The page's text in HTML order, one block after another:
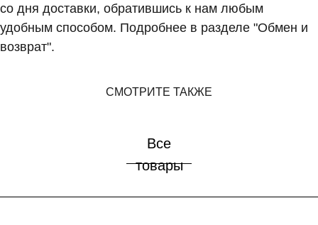
со дня доставки, обратившись к нам любым
удобным способом. Подробнее в разделе "Обмен и
возврат".
СМОТРИТЕ ТАКЖЕ
Все
товары